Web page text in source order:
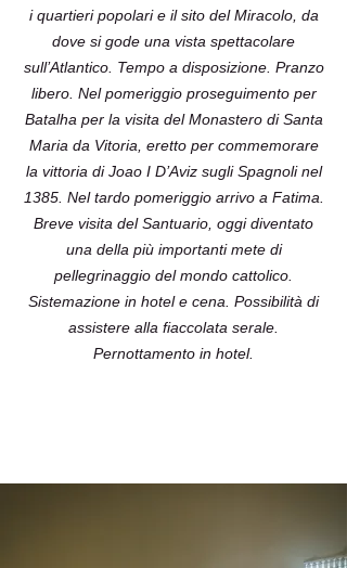
i quartieri popolari e il sito del Miracolo, da
dove si gode una vista spettacolare
sull’Atlantico. Tempo a disposizione. Pranzo
libero. Nel pomeriggio proseguimento per
Batalha per la visita del Monastero di Santa
Maria da Vitoria, eretto per commemorare
la vittoria di Joao I D’Aviz sugli Spagnoli nel
1385. Nel tardo pomeriggio arrivo a Fatima.
Breve visita del Santuario, oggi diventato
una della più importanti mete di
pellegrinaggio del mondo cattolico.
Sistemazione in hotel e cena. Possibilità di
assistere alla fiaccolata serale.
Pernottamento in hotel.